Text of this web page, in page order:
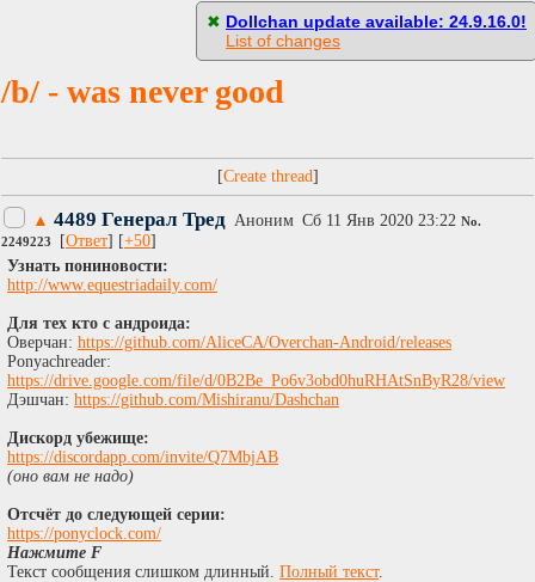
/b/ - was never good
✖ Dollchan update available: 24.9.16.0!
List of changes
[ ]
▲ 4489 Генерал Тред Аноним Сб 11 Янв 2020 23:22 No.
2249223
[Ответ] [+50]
Узнать пониновости:
http://www.equestriadaily.com/
Для тех кто с андроида:
Оверчан: https://github.com/AliceCA/Overchan-Android/releases
Ponyachreader:
https://drive.google.com/file/d/0B2Be_Po6v3obd0huRHAtSnByR28/view
Дэшчан: https://github.com/Mishiranu/Dashchan
Дискорд убежище:
https://discordapp.com/invite/Q7MbjAB
(оно вам не надо)
Отсчёт до следующей серии:
https://ponyclock.com/
Нажмите F
Текст сообщения слишком длинный. Полный текст.